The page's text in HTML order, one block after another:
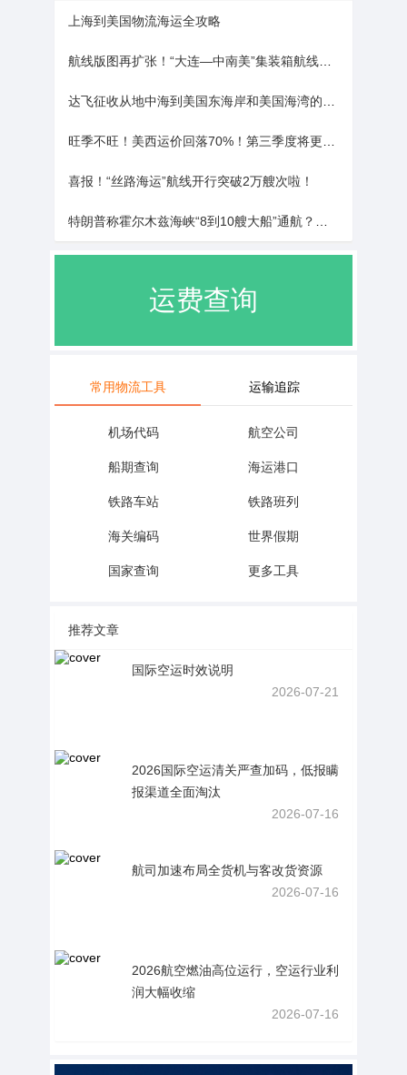
上海到美国物流海运全攻略
航线版图再扩张！“大连—中南美”集装箱航线全面升级
达飞征收从地中海到美国东海岸和美国海湾的pss
旺季不旺！美西运价回落70%！第三季度将更复杂！
喜报！“丝路海运”航线开行突破2万艘次啦！
特朗普称霍尔木兹海峡“8到10艘大船”通航？国际物流数据：真相并非如此
运费查询
专人专答
常用物流工具 运输追踪
机场代码 航空公司
船期查询 海运港口
铁路车站 铁路班列
海关编码 世界假期
国家查询 更多工具
推荐文章
国际空运时效说明
2026-07-21
2026国际空运清关严查加码，低报瞒
报渠道全面淘汰
2026-07-16
航司加速布局全货机与客改货资源
2026-07-16
2026航空燃油高位运行，空运行业利
润大幅收缩
2026-07-16